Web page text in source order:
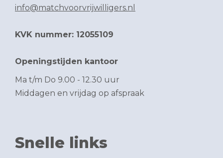
info@matchvoorvrijwilligers.nl
KVK nummer: 12055109
Openingstijden kantoor
Ma t/m Do 9.00 - 12.30 uur
Middagen en vrijdag op afspraak
Snelle links